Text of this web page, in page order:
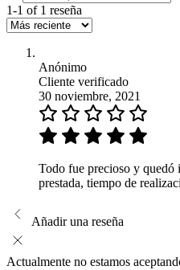
1-1 of 1 reseña
Anónimo
Cliente verificado
30 noviembre, 2021
Todo fue precioso y quedó
prestada, tiempo de
Añadir una reseña
Actualmente no estamos